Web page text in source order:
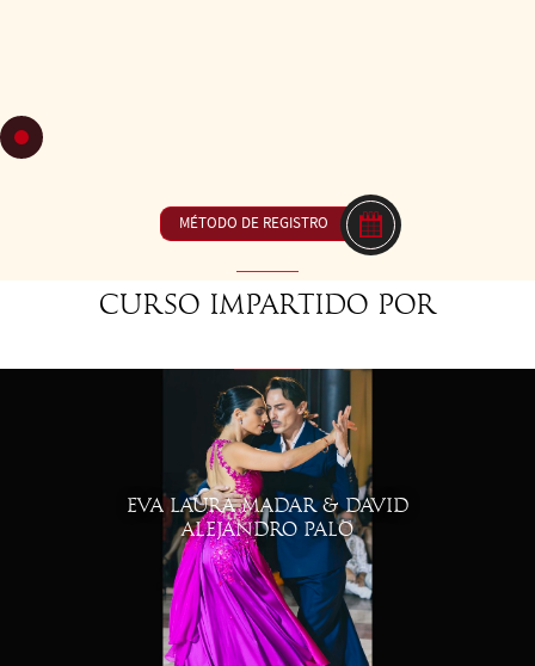
reforzar el eje, la estabilidad y la conciencia corporal,
desarrollando la elegancia, la fluidez y la expresión
personal. Para bailar con audacia, presencia y sensualidad.
MÉTODO DE REGISTRO
Curso impartido por
EVA LAURA MADAR & DAVID
ALEJANDRO PALO